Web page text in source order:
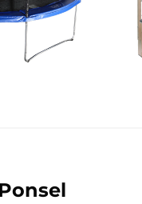
Ponsel